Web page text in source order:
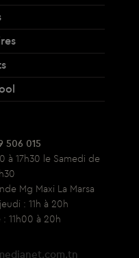
506 015
à 17h30 le Samedi de
Mg Maxi La Marsa
: 11h à 20h
11h00 à 20h